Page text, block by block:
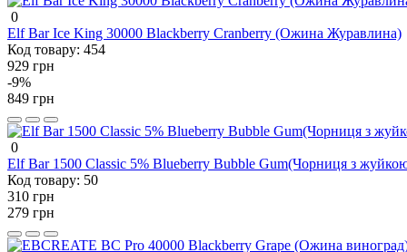
0
Elf Bar Ice King 30000 Blackberry Cranberry (Ожина Журавлина)
Код товару: 454
929 грн
-9%
849 грн
0
Elf Bar 1500 Classic 5% Blueberry Bubble Gum(Чорниця з
Код товару: 50
310 грн
279 грн